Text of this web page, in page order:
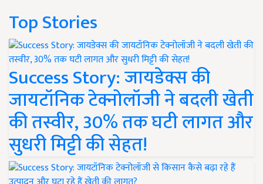
Top Stories
Success Story: जायडेक्स की
जायटॉनिक टेक्नोलॉजी ने बदली खेती
की तस्वीर, 30% तक घटी लागत और
सुधरी मिट्टी की सेहत!